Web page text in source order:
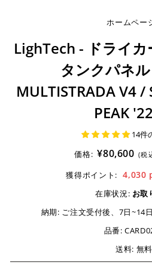
ホームペー
LighTech - ドライ
タンクパネ
MULTISTRADA V4 /
PEAK
14件
価格: ¥80,600 (税
獲得ポイント: 4,030
在庫状況: お取
納期: ご注文受付後、7日~14
品番:
送料: 無料